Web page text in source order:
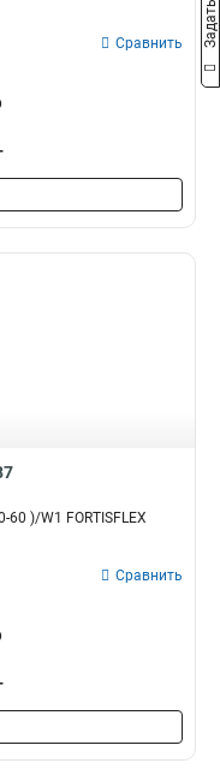
Сравнить
)/W1 FORTISFLEX
Сравнить